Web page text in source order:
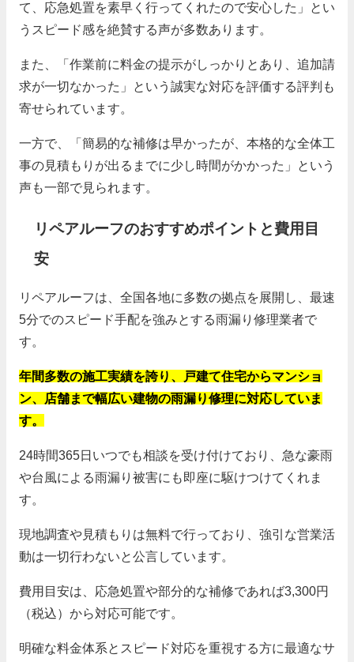
て、応急処置を素早く行ってくれたので安心した」とい
うスピード感を絶賛する声が多数あります。
また、「作業前に料金の提示がしっかりとあり、追加請
求が一切なかった」という誠実な対応を評価する評判も
寄せられています。
一方で、「簡易的な補修は早かったが、本格的な全体工
事の見積もりが出るまでに少し時間がかかった」という
声も一部で見られます。
リペアルーフのおすすめポイントと費用目
安
リペアルーフは、全国各地に多数の拠点を展開し、最速
5分でのスピード手配を強みとする雨漏り修理業者で
す。
年間多数の施工実績を誇り、戸建て住宅からマンショ
ン、店舗まで幅広い建物の雨漏り修理に対応していま
す。
24時間365日いつでも相談を受け付けており、急な豪雨
や台風による雨漏り被害にも即座に駆けつけてくれま
す。
現地調査や見積もりは無料で行っており、強引な営業活
動は一切行わないと公言しています。
費用目安は、応急処置や部分的な補修であれば3,300円
（税込）から対応可能です。
明確な料金体系とスピード対応を重視する方に最適なサ